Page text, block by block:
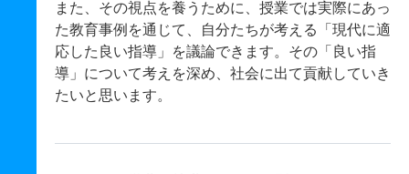
また、その視点を養うために、授業では実際にあっ
た教育事例を通じて、自分たちが考える「現代に適
応した良い指導」を議論できます。その「良い指
導」について考えを深め、社会に出て貢献していき
たいと思います。